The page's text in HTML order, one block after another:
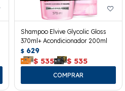
Shampoo Elvive Glycolic Gloss
370ml+ Acondicionador 200ml
$ 629
$ 535 $ 535